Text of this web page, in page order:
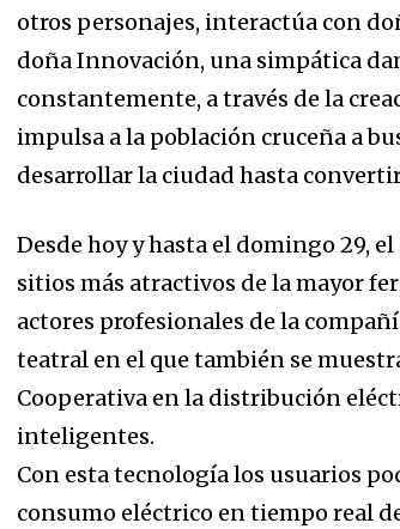
otros personajes, interactúa con
doña Innovación, una simpática
constantemente, a través de la
impulsa a la población cruceña a
desarrollar la ciudad hasta
Desde hoy y hasta el domingo 29,
sitios más atractivos de la mayor
actores profesionales de la
teatral en el que también se
Cooperativa en la distribución
inteligentes.
Con esta tecnología los usuarios
consumo eléctrico en tiempo real